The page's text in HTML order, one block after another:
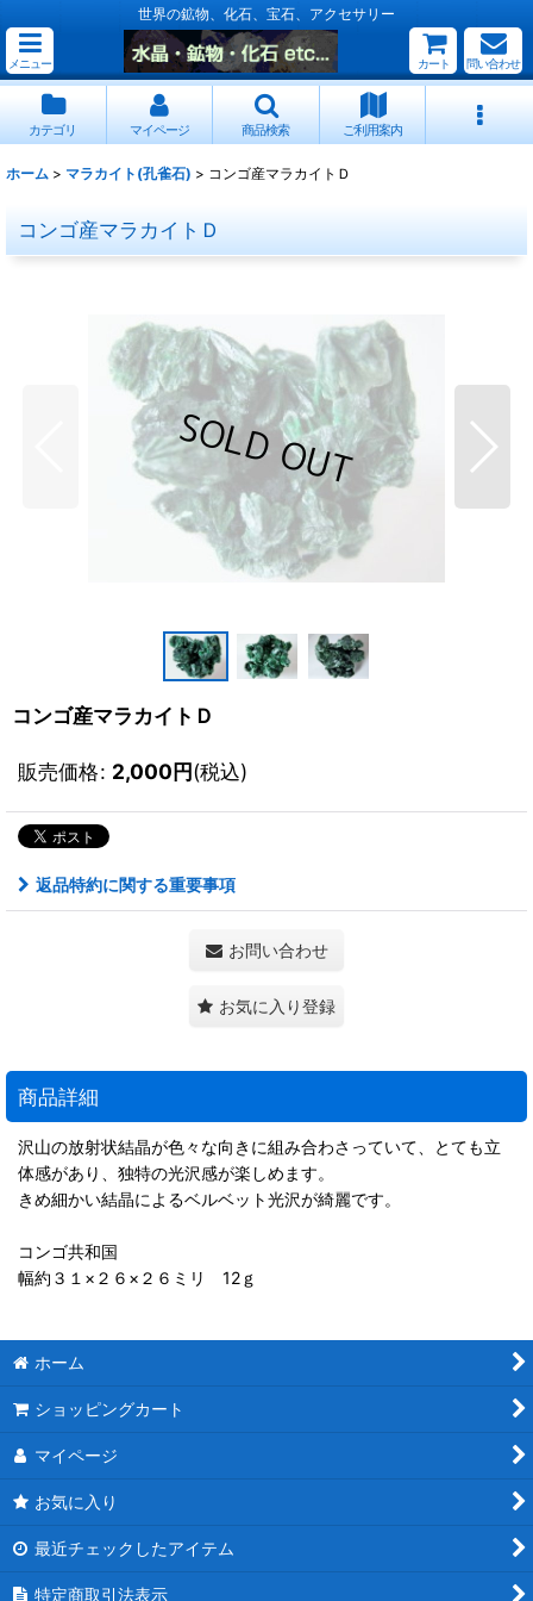
世界の鉱物、化石、宝石、アクセサリー
メニュー カート 問い合わせ
カテゴリ マイページ 商品検索 ご利用案内
ホーム > マラカイト(孔雀石) > コンゴ産マラカイトＤ
コンゴ産マラカイトＤ
コンゴ産マラカイトＤ
販売価格: 2,000円(税込)
返品特約に関する重要事項
お問い合わせ
お気に入り登録
商品詳細
沢山の放射状結晶が色々な向きに組み合わさっていて、とても立
体感があり、独特の光沢感が楽しめます。
きめ細かい結晶によるベルベット光沢が綺麗です。
コンゴ共和国
幅約３１×２６×２６ミリ 12ｇ
ホーム
ショッピングカート
マイページ
お気に入り
最近チェックしたアイテム
特定商取引法表示